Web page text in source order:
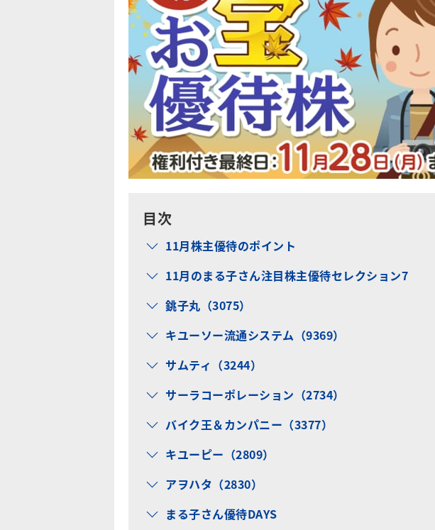
目次
11月株主優待のポイント
11月のまる子さん注目株主優待セレクション7
銚子丸（3075）
キユーソー流通システム（9369）
サムティ（3244）
サーラコーポレーション（2734）
バイク王＆カンパニー（3377）
キユーピー（2809）
アヲハタ（2830）
まる子さん優待DAYS